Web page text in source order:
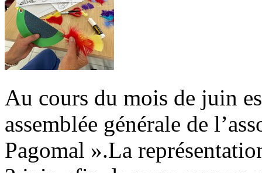
Au cours du mois de juin
assemblée générale de
Pagomal ».La